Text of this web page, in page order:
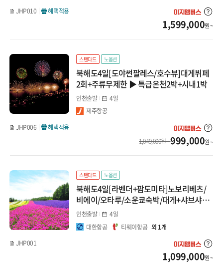
호주/뉴질랜드
중앙아시아/코카서스
지방출발
JHP010
혜택적용
1,599,000원 ~
스탠다드 노옵션
북해도4일[도야썬팔레스/호수뷰]대게뷔페
2회+주류무제한 ▶ 특급온천2박+시내1박
인천출발
4일
제주항공
JHP006
혜택적용
999,000원 ~
1,049,000원 ~
스탠다드 노옵션
북해도4일[라벤더+팜도미타]노보리베츠/
비에이/오타루/소운쿄숙박/대게+샤브샤브
▶특급온천2박+시내1박
인천출발
4일
대한항공
티웨이항공 외 1개
JHP001
1,099,000원 ~